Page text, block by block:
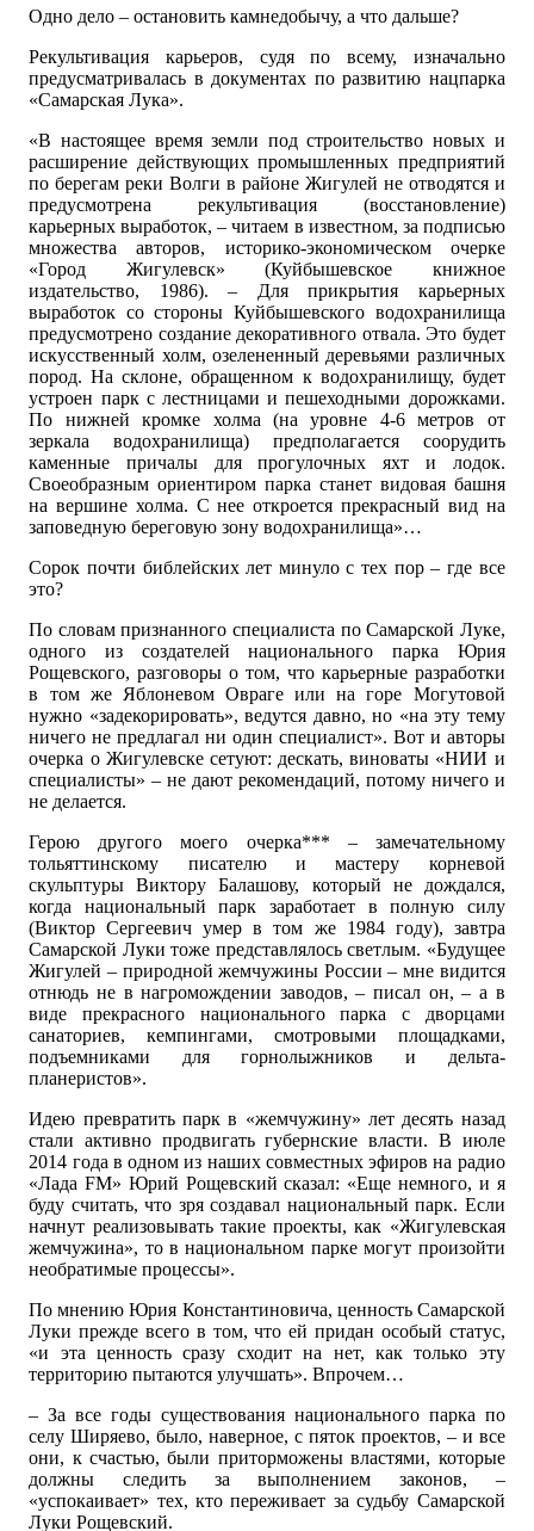
Одно дело – остановить камнедобычу, а что дальше?
Рекультивация карьеров, судя по всему, изначально
предусматривалась в документах по развитию нацпарка
«Самарская Лука».
«В настоящее время земли под строительство новых и
расширение действующих промышленных предприятий
по берегам реки Волги в районе Жигулей не отводятся и
предусмотрена рекультивация (восстановление)
карьерных выработок, – читаем в известном, за подписью
множества авторов, историко-экономическом очерке
«Город Жигулевск» (Куйбышевское книжное
издательство, 1986). – Для прикрытия карьерных
выработок со стороны Куйбышевского водохранилища
предусмотрено создание декоративного отвала. Это будет
искусственный холм, озелененный деревьями различных
пород. На склоне, обращенном к водохранилищу, будет
устроен парк с лестницами и пешеходными дорожками.
По нижней кромке холма (на уровне 4-6 метров от
зеркала водохранилища) предполагается соорудить
каменные причалы для прогулочных яхт и лодок.
Своеобразным ориентиром парка станет видовая башня
на вершине холма. С нее откроется прекрасный вид на
заповедную береговую зону водохранилища»…
Сорок почти библейских лет минуло с тех пор – где все
это?
По словам признанного специалиста по Самарской Луке,
одного из создателей национального парка Юрия
Рощевского, разговоры о том, что карьерные разработки
в том же Яблоневом Овраге или на горе Могутовой
нужно «задекорировать», ведутся давно, но «на эту тему
ничего не предлагал ни один специалист». Вот и авторы
очерка о Жигулевске сетуют: дескать, виноваты «НИИ и
специалисты» – не дают рекомендаций, потому ничего и
не делается.
Герою другого моего очерка*** – замечательному
тольяттинскому писателю и мастеру корневой
скульптуры Виктору Балашову, который не дождался,
когда национальный парк заработает в полную силу
(Виктор Сергеевич умер в том же 1984 году), завтра
Самарской Луки тоже представлялось светлым. «Будущее
Жигулей – природной жемчужины России – мне видится
отнюдь не в нагромождении заводов, – писал он, – а в
виде прекрасного национального парка с дворцами
санаториев, кемпингами, смотровыми площадками,
подъемниками для горнолыжников и дельта-
планеристов».
Идею превратить парк в «жемчужину» лет десять назад
стали активно продвигать губернские власти. В июле
2014 года в одном из наших совместных эфиров на радио
«Лада FM» Юрий Рощевский сказал: «Еще немного, и я
буду считать, что зря создавал национальный парк. Если
начнут реализовывать такие проекты, как «Жигулевская
жемчужина», то в национальном парке могут произойти
необратимые процессы».
По мнению Юрия Константиновича, ценность Самарской
Луки прежде всего в том, что ей придан особый статус,
«и эта ценность сразу сходит на нет, как только эту
территорию пытаются улучшать». Впрочем…
– За все годы существования национального парка по
селу Ширяево, было, наверное, с пяток проектов, – и все
они, к счастью, были приторможены властями, которые
должны следить за выполнением законов, –
«успокаивает» тех, кто переживает за судьбу Самарской
Луки Рощевский.